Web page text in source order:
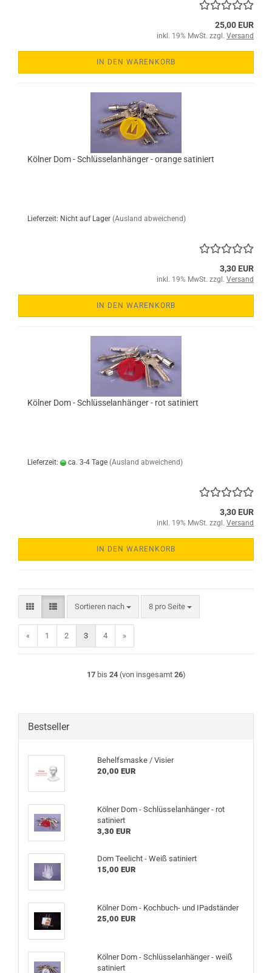
25,00 EUR
inkl. 19% MwSt. zzgl. Versand
IN DEN WARENKORB
Kölner Dom - Schlüsselanhänger - orange satiniert
Lieferzeit: Nicht auf Lager (Ausland abweichend)
3,30 EUR
inkl. 19% MwSt. zzgl. Versand
IN DEN WARENKORB
Kölner Dom - Schlüsselanhänger - rot satiniert
Lieferzeit: ca. 3-4 Tage (Ausland abweichend)
3,30 EUR
inkl. 19% MwSt. zzgl. Versand
IN DEN WARENKORB
Sortieren nach
Sortieren nach 8 pro Seite
pro Seite
« 1 2 3 4 »
17bis 24(von insgesamt 26)
Bestseller
Behelfsmaske / Visier
20,00 EUR
Kölner Dom - Schlüsselanhänger - rot
satiniert
3,30 EUR
Dom Teelicht - Weiß satiniert
15,00 EUR
Kölner Dom - Kochbuch- und IPadständer
25,00 EUR
Kölner Dom - Schlüsselanhänger - weiß
satiniert